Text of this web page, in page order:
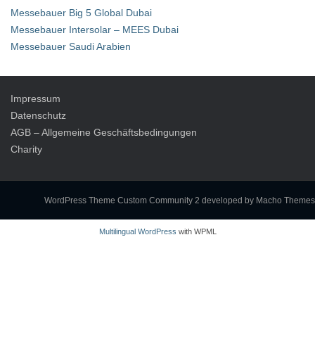
Messebauer Big 5 Global Dubai
Messebauer Intersolar – MEES Dubai
Messebauer Saudi Arabien
Impressum
Datenschutz
AGB – Allgemeine Geschäftsbedingungen
Charity
WordPress Theme Custom Community 2 developed by Macho Themes
Multilingual WordPress with WPML